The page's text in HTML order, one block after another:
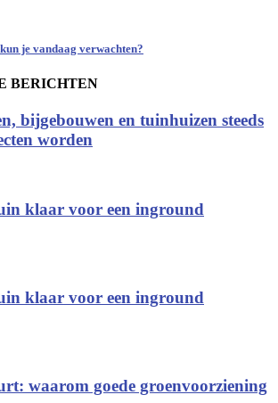
je vandaag verwachten?
BERICHTEN
bijgebouwen en tuinhuizen steeds
worden
klaar voor een inground
klaar voor een inground
waarom goede groenvoorziening